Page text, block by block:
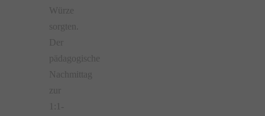
Würze
sorgten.
Der
pädagogische
Nachmittag
zur
1:1-